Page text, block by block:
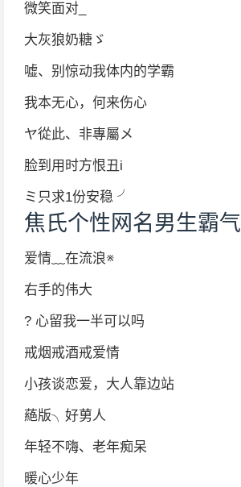
微笑面对_
大灰狼奶糖ゞ
嘘、别惊动我体内的学霸
我本无心，何来伤心
ヤ從此、非專屬メ
脸到用时方恨丑i
ミ只求1份安稳 ╯
焦氏个性网名男生霸气
爱情﹏在流浪※
右手的伟大
? 心留我一半可以吗
戒烟戒酒戒爱情
小孩谈恋爱，大人靠边站
蕝版╮好莮人
年轻不嗨、老年痴呆
暖心少年